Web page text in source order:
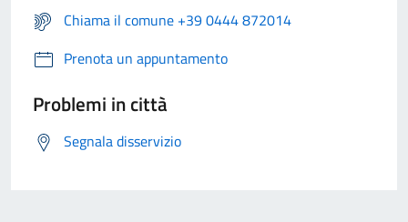
Chiama il comune +39 0444 872014
Prenota un appuntamento
Problemi in città
Segnala disservizio